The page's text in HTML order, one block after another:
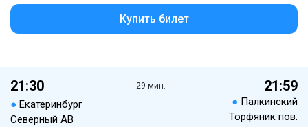
Купить билет
21:30
● Екатеринбург
Северный АВ
29 мин. 21:59
● Палкинский
Торфяник пов.